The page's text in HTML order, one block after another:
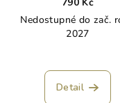
Nedostupné do zač.
2027
Detail